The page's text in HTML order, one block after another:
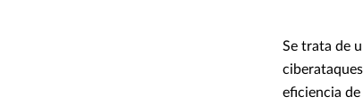
Se trata de
eficiencia de